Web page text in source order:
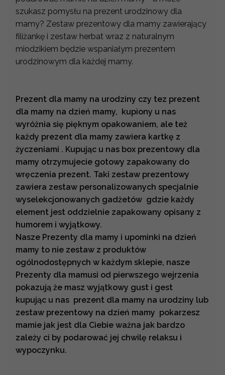
szukasz pomysłu na prezent urodzinowy dla
mamy? Zestaw prezentowy dla mamy zawierający
filiżankę i zestaw herbat wraz z naturalnym
miodzikiem będzie wspaniałym prezentem
urodzinowym dla każdej mamy.
Prezent dla mamy na urodziny czy tez prezent
dla mamy na dzień mamy, kupiony u nas
wyróżnia się pięknym opakowaniem, ale też
każdy prezent dla mamy zawiera kartkę z
życzeniami . Kupując u nas box prezentowy dla
mamy otrzymujecie gotowy zapakowany do
wręczenia prezent. Taki zestaw prezentowy
zawiera zestaw personalizowanych specjalnie
wyselekcjonowanych gadżetów gdzie każdy
element jest oddzielnie zapakowany opisany z
humorem i wyjątkowy.
Nasze Prezenty dla mamy i upominki na dzień
mamy to nie zestaw z produktów
ogólnodostępnych w każdym sklepie, nasze
Prezenty dla mamusi od pierwszego wejrzenia
pokazują że masz wyjątkowy gust i gest
kupując u nas prezent dla mamy na urodziny lub
zestaw prezentowy na dzień mamy pokarzesz
mamie jak jest dla Ciebie ważna jak bardzo
zależy ci by podarować jej chwilę relaksu i
wypoczynku.